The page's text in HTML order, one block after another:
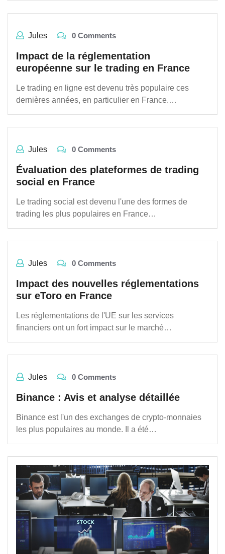
Jules 0 Comments
Impact de la réglementation
européenne sur le trading en France
Le trading en ligne est devenu très populaire ces
dernières années, en particulier en France.…
Jules 0 Comments
Évaluation des plateformes de trading
social en France
Le trading social est devenu l'une des formes de
trading les plus populaires en France…
Jules 0 Comments
Impact des nouvelles réglementations
sur eToro en France
Les réglementations de l'UE sur les services
financiers ont un fort impact sur le marché…
Jules 0 Comments
Binance : Avis et analyse détaillée
Binance est l'un des exchanges de crypto-monnaies
les plus populaires au monde. Il a été…